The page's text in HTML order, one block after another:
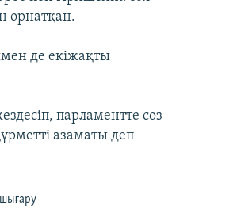
орнатқан.
де екіжақты
парламентте сөз
азаматы деп